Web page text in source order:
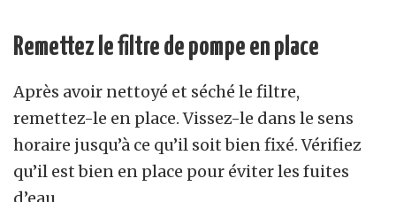
Remettez le filtre de pompe en place
Après avoir nettoyé et séché le filtre,
remettez-le en place. Vissez-le dans le sens
horaire jusqu’à ce qu’il soit bien fixé. Vérifiez
qu’il est bien en place pour éviter les fuites
d’eau.